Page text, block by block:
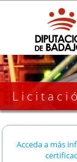
Acceda a más